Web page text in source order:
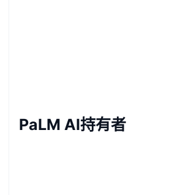
PaLM AI持有者